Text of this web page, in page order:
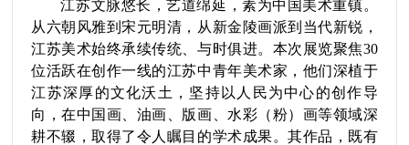
江苏文脉悠长，艺道绵延，素为中国美术重镇。
从六朝风雅到宋元明清， 从新金陵画派到当代新锐，
江苏美术始终承续传统、与时俱进。本次展览聚焦30
位活跃在创作一线的江苏中青年美术家，他们深植于
江苏深厚的文化沃土，坚持以人民为中心的创作导
向，在中国画、油画、版画、水彩（粉）画等领域深
耕不辍，取得了令人瞩目的学术成果。其作品，既有